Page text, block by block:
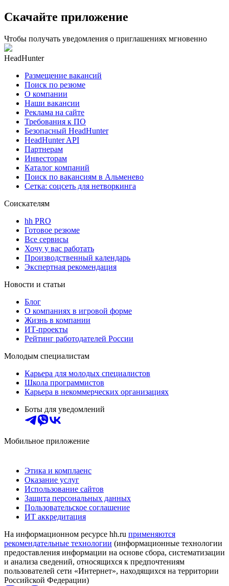
Скачайте приложение
Чтобы получать уведомления о приглашениях мгновенно
HeadHunter
Размещение вакансий
Поиск по резюме
О компании
Наши вакансии
Реклама на сайте
Требования к ПО
Безопасный HeadHunter
HeadHunter API
Партнерам
Инвесторам
Каталог компаний
Поиск по вакансиям в Альменево
Сетка: соцсеть для нетворкинга
Соискателям
hh PRO
Готовое резюме
Все сервисы
Хочу у вас работать
Производственный календарь
Экспертная рекомендация
Новости и статьи
Блог
О компаниях в игровой форме
Жизнь в компании
ИТ-проекты
Рейтинг работодателей России
Молодым специалистам
Карьера для молодых специалистов
Школа программистов
Карьера в некоммерческих организациях
Боты для уведомлений
Мобильное приложение
Этика и комплаенс
Оказание услуг
Использование сайтов
Защита персональных данных
Пользовательское соглашение
ИТ аккредитация
На информационном ресурсе hh.ru применяются
рекомендательные технологии (информационные технологии
предоставления информации на основе сбора, систематизации
и анализа сведений, относящихся к предпочтениям
пользователей сети «Интернет», находящихся на территории
Российской Федерации)